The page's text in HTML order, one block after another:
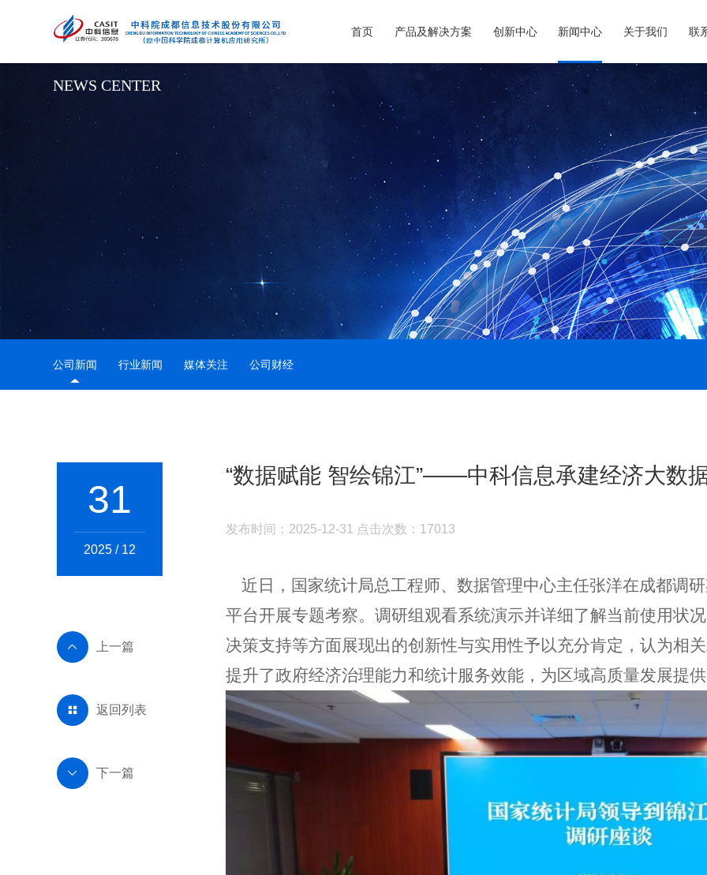
首页 产品及解决方案
• 产业经济业务解决方案
• 经济大脑
• 产业大脑
• 智慧统计
智能制造
• 烟草生产制造
• 印钞造币
• 油气生产
智慧城市
• 智慧教育
• 智慧园区
• 智慧文旅
•
•
•
•
•
创新中心 新闻中心 关于我们 联
新闻中心
NEWS CENTER
公司新闻 行业新闻 媒体关注 公司财经
“数据赋能 智绘锦江”——中科信息承建经济大数
发布时间：2025-12-31 点击次数：17013
近日，国家统计局总工程师、数据管理中心主任张洋在成都调
平台开展专题考察。调研组观看系统演示并详细了解当前使用状
决策支持等方面展现出的创新性与实用性予以充分肯定，认为相
提升了政府经济治理能力和统计服务效能，为区域高质量发展提
31
2025 / 12
 上一篇
 返回列表
 下一篇